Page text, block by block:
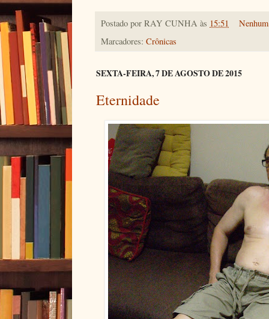
Postado por RAY CUNHA às 15:51
Marcadores: Crônicas
SEXTA-FEIRA, 7 DE AGOSTO DE 2015
Eternidade